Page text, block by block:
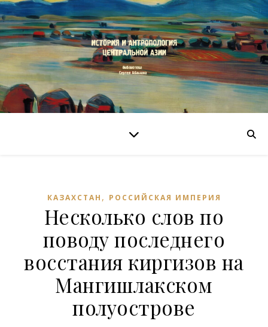
КАЗАХСТАН , РОССИЙСКАЯ ИМПЕРИЯ
Несколько слов по
поводу последнего
восстания киргизов на
Мангишлакском
полуострове